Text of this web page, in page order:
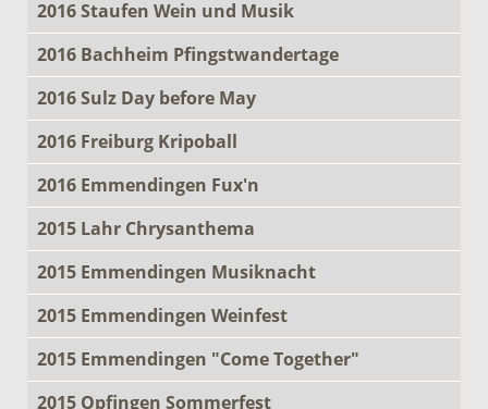
2016 Staufen Wein und Musik
2016 Bachheim Pfingstwandertage
2016 Sulz Day before May
2016 Freiburg Kripoball
2016 Emmendingen Fux'n
2015 Lahr Chrysanthema
2015 Emmendingen Musiknacht
2015 Emmendingen Weinfest
2015 Emmendingen "Come Together"
2015 Opfingen Sommerfest